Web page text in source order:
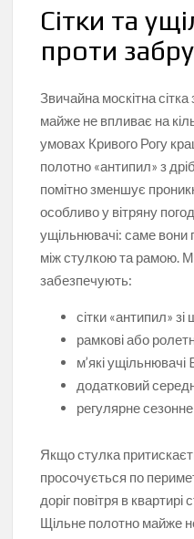
Сітки та
проти
Звичайна москітна
майже не впливає на
умовах Кривого Рогу
полотно «антипил» з
помітно зменшує
особливо у вітряну
ущільнювачі: саме вони
між стулкою та рамою.
забезпечують:
сітки «антипил»
рамкові або
м’які
додатковий
регулярне
Якщо стулка
просочується по
доріг повітря в
Щільне полотно майже